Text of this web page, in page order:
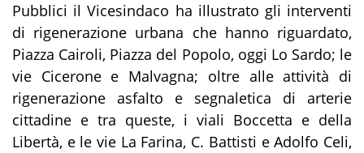
Pubblici il Vicesindaco ha illustrato gli interventi
di rigenerazione urbana che hanno riguardato,
Piazza Cairoli, Piazza del Popolo, oggi Lo Sardo; le
vie Cicerone e Malvagna; oltre alle attività di
rigenerazione asfalto e segnaletica di arterie
cittadine e tra queste, i viali Boccetta e della
Libertà, e le vie La Farina, C. Battisti e Adolfo Celi,